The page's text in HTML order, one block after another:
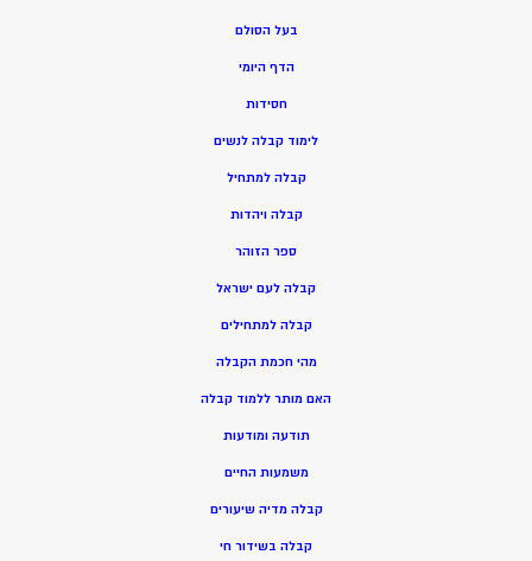
בעל הסולם
הדף היומי
חסידות
לימוד קבלה לנשים
קבלה למתחיל
קבלה ויהדות
ספר הזוהר
קבלה לעם ישראל
קבלה למתחילים
מהי חכמת הקבלה
האם מותר ללמוד קבלה
תודעה ומודעות
משמעות החיים
קבלה מדיה שיעורים
קבלה בשידור חי